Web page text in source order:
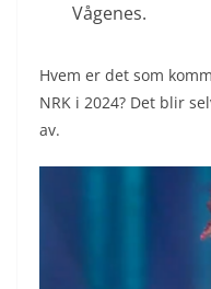
Vågenes.
Hvem er det som
NRK i 2024? Det blir
av.